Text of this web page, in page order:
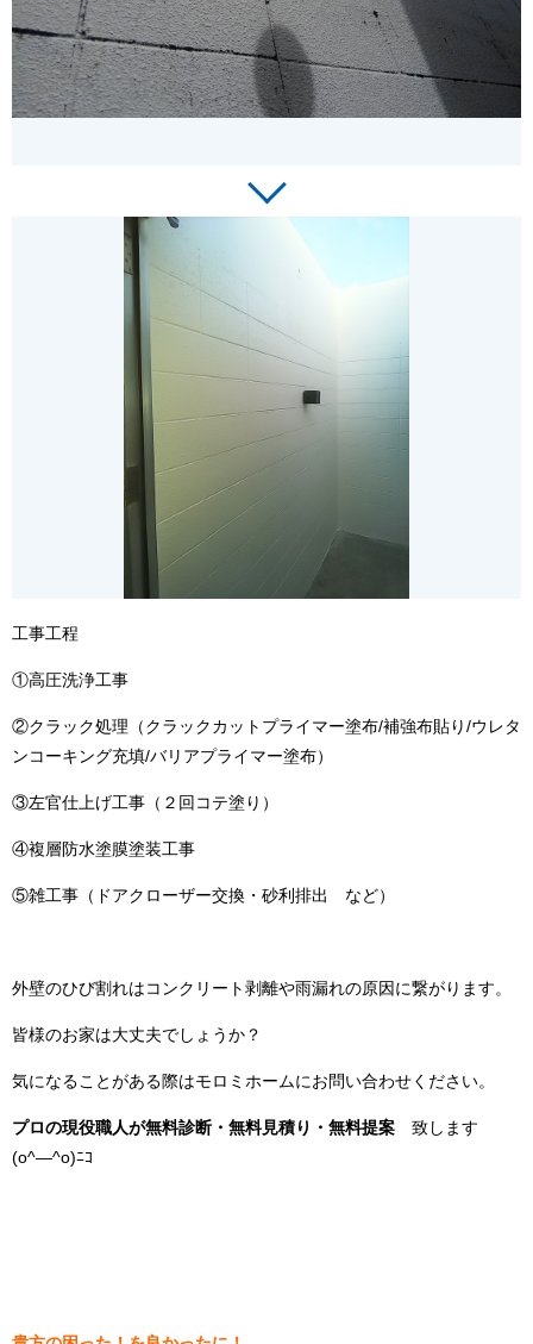
工事工程
①高圧洗浄工事
②クラック処理（クラックカットプライマー塗布/補強布貼り/ウレタ
ンコーキング充填/バリアプライマー塗布）
③左官仕上げ工事（２回コテ塗り）
④複層防水塗膜塗装工事
⑤雑工事（ドアクローザー交換・砂利排出 など）
外壁のひび割れはコンクリート剥離や雨漏れの原因に繋がります。
皆様のお家は大丈夫でしょうか？
気になることがある際はモロミホームにお問い合わせください。
プロの現役職人が無料診断・無料見積り・無料提案 致します
(o^―^o)ﾆｺ